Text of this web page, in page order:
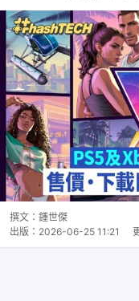
撰文： 鍾世傑
出版： 2026-06-25 11:21